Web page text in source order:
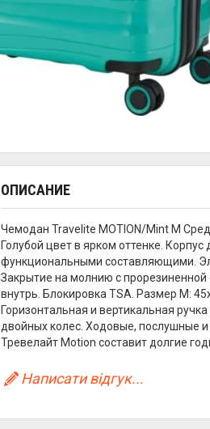
ОПИСАНИЕ
Чемодан Travelite MOTION/Mint M
Голубой цвет в ярком оттенке.
функциональными составляющими.
Закрытие на молнию с
внутрь. Блокировка TSA. Размер M:
Горизонтальная и вертикальная
двойных колес. Ходовые, послушные
Тревелайт Motion составит долгие
Написати відгук...